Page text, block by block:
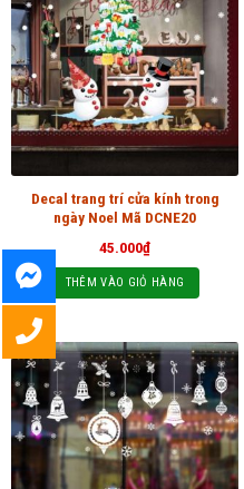
Decal trang trí cửa kính trong
ngày Noel Mã DCNE20
45.000₫
THÊM VÀO GIỎ HÀNG